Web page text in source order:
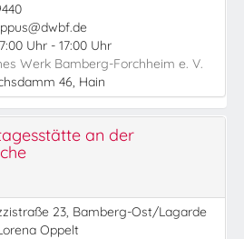
Uhr - 17:00 Uhr
Werk Bamberg-Forchheim e. V.
46, Hain
an der
23, Bamberg-Ost/Lagarde
Oppelt